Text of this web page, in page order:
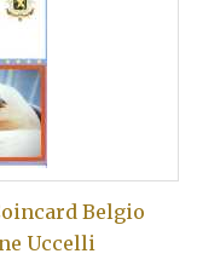
Belgio
Uccelli